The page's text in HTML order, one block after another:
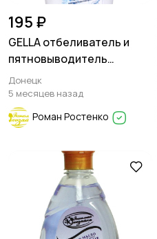
195 ₽
GELLA отбеливатель и
пятновыводитель
кислородсодержащее
БЕЗ ХЛОРА
Донецк
5 месяцев назад
Роман Ростенко